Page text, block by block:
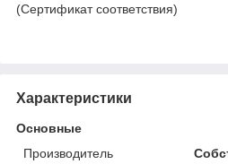
(Сертификат соответствия)
Характеристики
Основные
Производитель